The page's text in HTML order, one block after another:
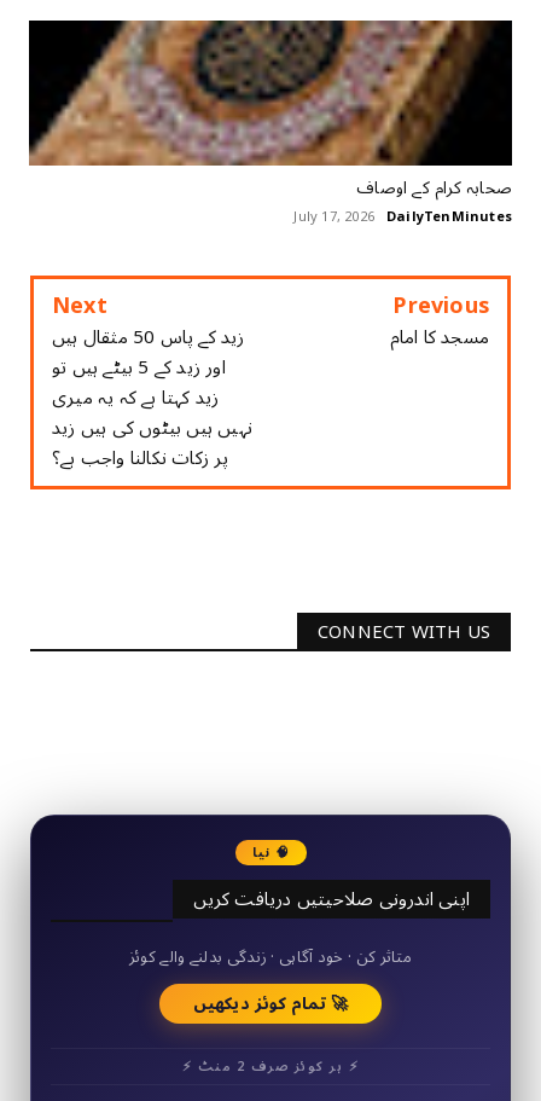
ﺻﺤﺎﺑﮧ ﮐﺮﺍﻡ ﮐﮯ ﺍﻭﺻﺎﻑ
DailyTenMinutes
July 17, 2026
Previous
مسجد کا امام
Next
زید کے پاس 50 مثقال ہیں
اور زید کے 5 بیٹے ہیں تو
زید کہتا ہے کہ یہ میری
نہیں ہیں بیٹوں کی ہیں زید
پر زکات نکالنا واجب ہے؟
CONNECT WITH US
🧠 نیا
اپنی اندرونی صلاحیتیں دریافت کریں
50+ مختصر کوئز
متاثر کن · خود آگاہی · زندگی بدلنے والے کوئز
🚀 تمام کوئز دیکھیں
⚡ ہر کوئز صرف 2 منٹ ⚡